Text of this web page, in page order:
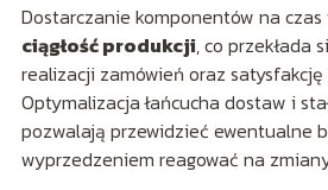
Dostarczanie komponentów na
ciągłość produkcji, co przekłada
realizacji zamówień oraz satysfakcję
Optymalizacja łańcucha dostaw i
pozwalają przewidzieć ewentualne
wyprzedzeniem reagować na